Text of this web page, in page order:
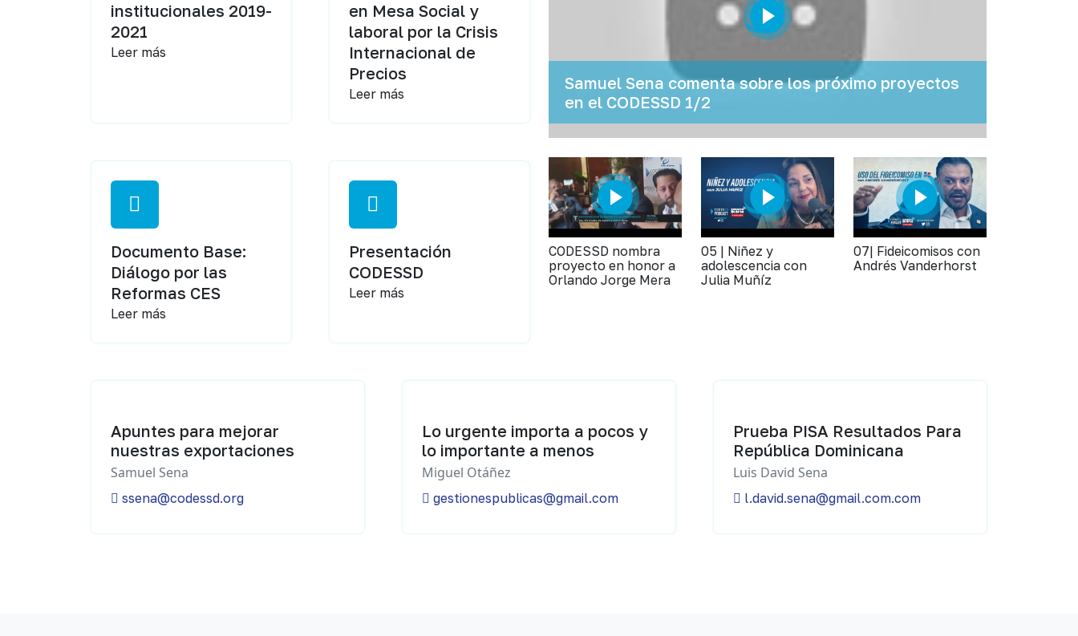
institucionales 2019-
2021
Leer más
en Mesa Social y
laboral por la Crisis
Internacional de
Precios
Leer más
Documento Base:
Diálogo por las
Reformas CES
Leer más
Presentación
CODESSD
Leer más
Samuel Sena comenta sobre los próximo proyectos
en el CODESSD 1/2
CODESSD nombra
proyecto en honor a
Orlando Jorge Mera
05 | Niñez y
adolescencia con
Julia Muñíz
07| Fideicomisos con
Andrés Vanderhorst
Apuntes para mejorar
nuestras exportaciones
Samuel Sena
ssena@codessd.org
Lo urgente importa a pocos y
lo importante a menos
Miguel Otáñez
gestionespublicas@gmail.com
Prueba PISA Resultados Para
República Dominicana
Luis David Sena
l.david.sena@gmail.com.com